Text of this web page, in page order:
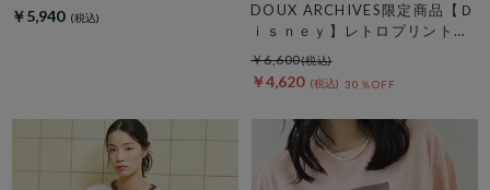
￥5,940
DOUX ARCHIVES限定商品【Ｄ
ｉｓｎｅｙ】レトロプリントＴ
ｅｅ
￥4,620 30％OFF
￥6,600